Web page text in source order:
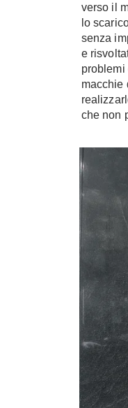
verso il
lo
senza
e
problemi
macchie
che non